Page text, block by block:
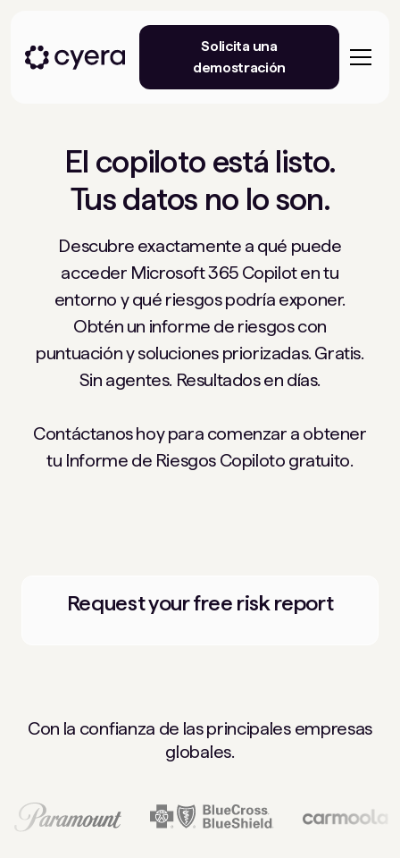
Solicita una
demostración
El copiloto está listo.
Tus datos no lo son.
Descubre exactamente a qué puede
acceder Microsoft 365 Copilot en tu
entorno y qué riesgos podría exponer.
Obtén un informe de riesgos con
puntuación y soluciones priorizadas. Gratis.
Sin agentes. Resultados en días.
Contáctanos hoy para comenzar a obtener
tu Informe de Riesgos Copiloto gratuito.
Request your free risk report
Con la confianza de las principales empresas
globales.